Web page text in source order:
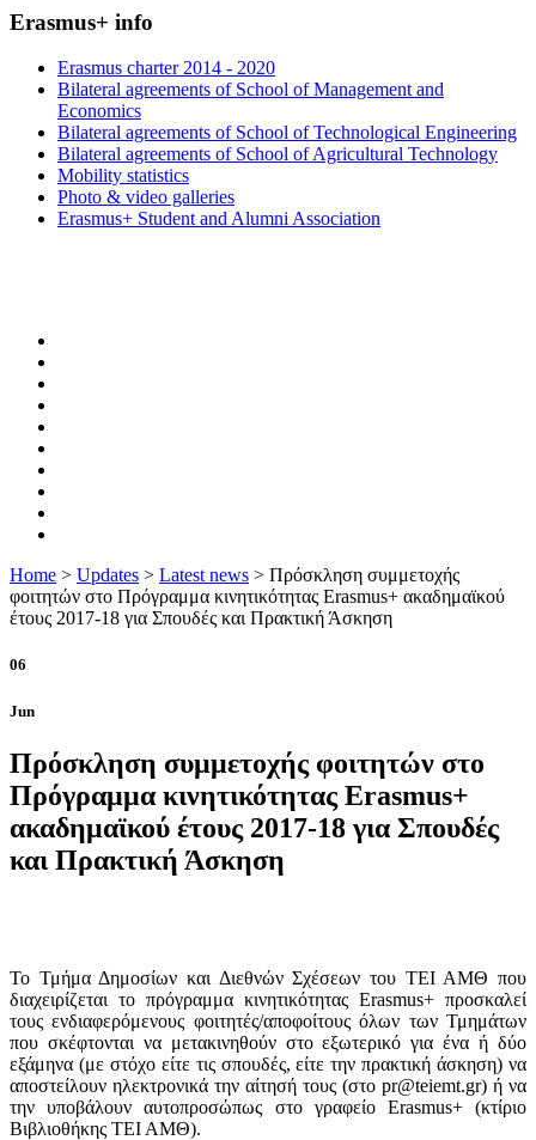
Erasmus+ info
Erasmus charter 2014 - 2020
Bilateral agreements of School of Management and
Economics
Bilateral agreements of School of Technological Engineering
Bilateral agreements of School of Agricultural Technology
Mobility statistics
Photo & video galleries
Erasmus+ Student and Alumni Association
Home > Updates > Latest news > Πρόσκληση συμμετοχής
φοιτητών στο Πρόγραμμα κινητικότητας Erasmus+ ακαδημαϊκού
έτους 2017-18 για Σπουδές και Πρακτική Άσκηση
06
Jun
Πρόσκληση συμμετοχής φοιτητών στο
Πρόγραμμα κινητικότητας Erasmus+
ακαδημαϊκού έτους 2017-18 για Σπουδές
και Πρακτική Άσκηση
Το Τμήμα Δημοσίων και Διεθνών Σχέσεων του ΤΕΙ ΑΜΘ που
διαχειρίζεται το πρόγραμμα κινητικότητας Erasmus+ προσκαλεί
τους ενδιαφερόμενους φοιτητές/αποφοίτους όλων των Τμημάτων
που σκέφτονται να μετακινηθούν στο εξωτερικό για ένα ή δύο
εξάμηνα (με στόχο είτε τις σπουδές, είτε την πρακτική άσκηση) να
αποστείλουν ηλεκτρονικά την αίτησή τους (στο pr@teiemt.gr) ή να
την υποβάλουν αυτοπροσώπως στο γραφείο Erasmus+ (κτίριο
Bιβλιοθήκης ΤΕΙ ΑΜΘ).